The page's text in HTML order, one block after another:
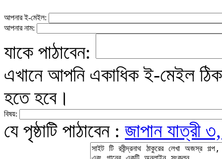
আপনার ই-মেইল:
আপনার নাম:
যাকে পাঠাবেন:
এখানে আপনি একাধিক ই-মেইল
হতে হবে।
বিষয়:
যে পৃষ্ঠাটি পাঠাবেন : জাপান যাত্রী